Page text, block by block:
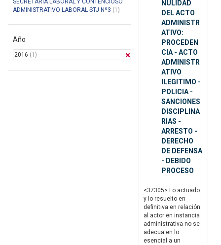
SECRETARÍA LABORAL Y CONTENCIOSO
ADMINISTRATIVO LABORAL STJ Nº3 (1)
Año
2016 (1)
NULIDAD
DEL ACTO
ADMINISTR
ATIVO:
PROCEDEN
CIA - ACTO
ADMINISTR
ATIVO
ILEGITIMO -
POLICIA -
SANCIONES
DISCIPLINA
RIAS -
ARRESTO -
DERECHO
DE DEFENSA
- DEBIDO
PROCESO
<37305> Lo actuado
y lo resuelto en
definitiva en relación
al actor en instancia
administrativa no se
adecua en lo
esencial a un